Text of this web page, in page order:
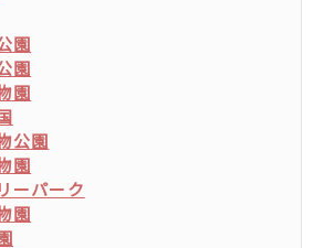
園
園
園
公園
園
ーパーク
園